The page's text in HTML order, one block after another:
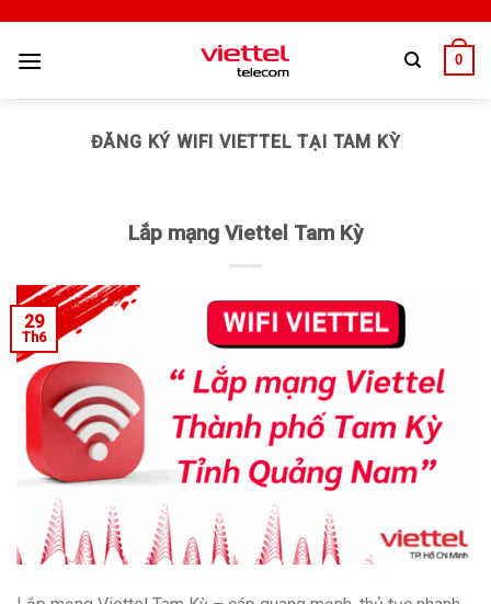
0
ĐĂNG KÝ WIFI VIETTEL TẠI TAM KỲ
Lắp mạng Viettel Tam Kỳ
29
Th6